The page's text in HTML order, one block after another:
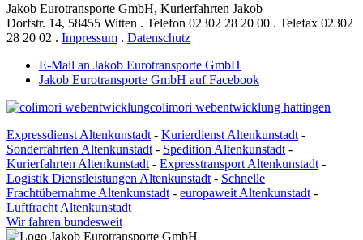
Jakob Eurotransporte GmbH, Kurierfahrten Jakob
Dorfstr. 14, 58455 Witten . Telefon 02302 28 20 00 . Telefax 02302
28 20 02 . Impressum . Datenschutz
E-Mail an Jakob Eurotransporte GmbH
Jakob Eurotransporte GmbH auf Facebook
colimori webentwicklung hattingen
Expressdienst Altenkunstadt - Kurierdienst Altenkunstadt -
Sonderfahrten Altenkunstadt - Spedition Altenkunstadt -
Kurierfahrten Altenkunstadt - Expresstransport Altenkunstadt -
Logistik Dienstleistungen Altenkunstadt - Schnelle
Frachtübernahme Altenkunstadt - europaweit Altenkunstadt -
Luftfracht Altenkunstadt
Wir fahren bundesweit